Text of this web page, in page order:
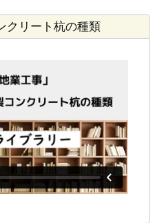
クリート杭の種類